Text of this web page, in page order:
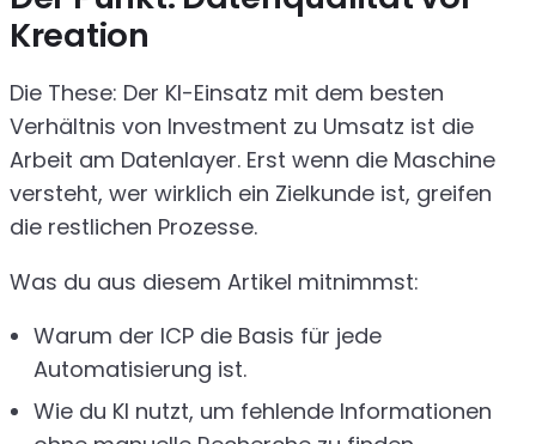
Kreation
Die These: Der KI-Einsatz mit dem besten
Verhältnis von Investment zu Umsatz ist die
Arbeit am Datenlayer. Erst wenn die Maschine
versteht, wer wirklich ein Zielkunde ist, greifen
die restlichen Prozesse.
Was du aus diesem Artikel mitnimmst:
Warum der ICP die Basis für jede
Automatisierung ist.
Wie du KI nutzt, um fehlende Informationen